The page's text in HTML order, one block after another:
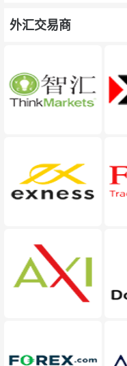
外汇交易商